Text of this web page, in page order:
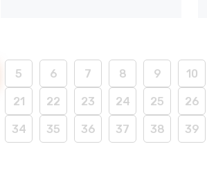
5 6 7 8 9 10
21 22 23 24 25 26
34 35 36 37 38 39